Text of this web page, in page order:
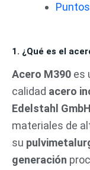
1. ¿Qué es el
Acero M390 es
calidad acero
Edelstahl GmbH
materiales de
su
generación